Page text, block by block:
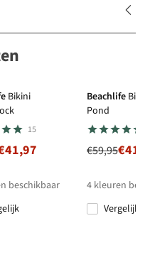
Bikini
15
beschikbaar
Beachlife
Pond
€59,95
4 kleuren
%
Vergelijk